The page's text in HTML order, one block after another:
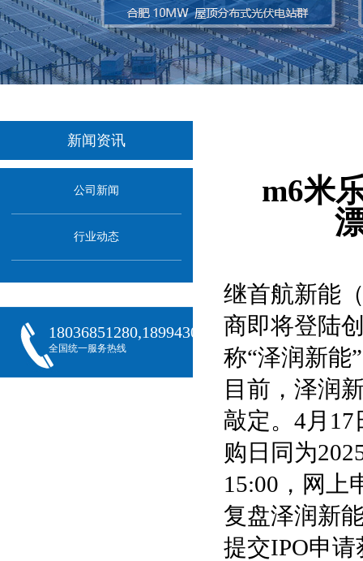
新闻资讯
公司新闻
行业动态
18036851280,18994301288,18068407382
全国统一服务热线
m6米
继首航新能
商即将登陆
称“泽润新能
目前，泽润
敲定。4月
购日同为
15:00，网上
复盘泽润新
提交IPO申